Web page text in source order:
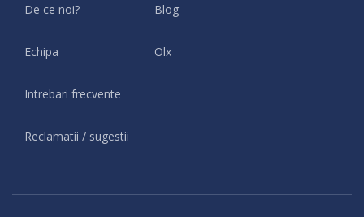
De ce noi?
Echipa
Intrebari frecvente
Reclamatii / sugestii
Blog
Olx